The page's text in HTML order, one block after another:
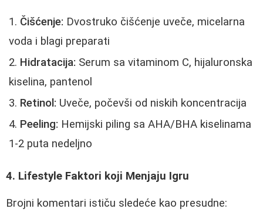
Čišćenje: Dvostruko čišćenje uveče, micelarna
voda i blagi preparati
Hidratacija: Serum sa vitaminom C, hijaluronska
kiselina, pantenol
Retinol: Uveče, počevši od niskih koncentracija
Peeling: Hemijski piling sa AHA/BHA kiselinama
1-2 puta nedeljno
4. Lifestyle Faktori koji Menjaju Igru
Brojni komentari ističu sledeće kao presudne: